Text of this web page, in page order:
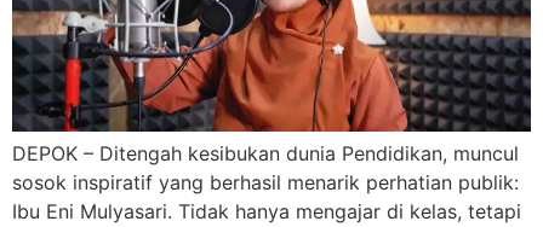
DEPOK – Ditengah kesibukan dunia Pendidikan, muncul
sosok inspiratif yang berhasil menarik perhatian publik:
Ibu Eni Mulyasari. Tidak hanya mengajar di kelas, tetapi